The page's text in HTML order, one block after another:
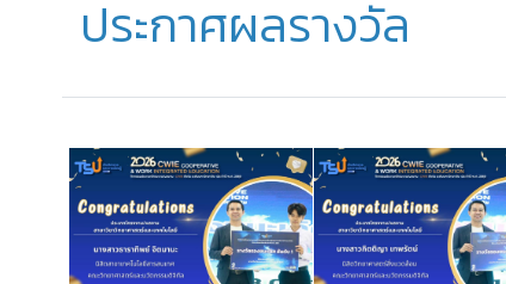
ประกาศผลรางวัล